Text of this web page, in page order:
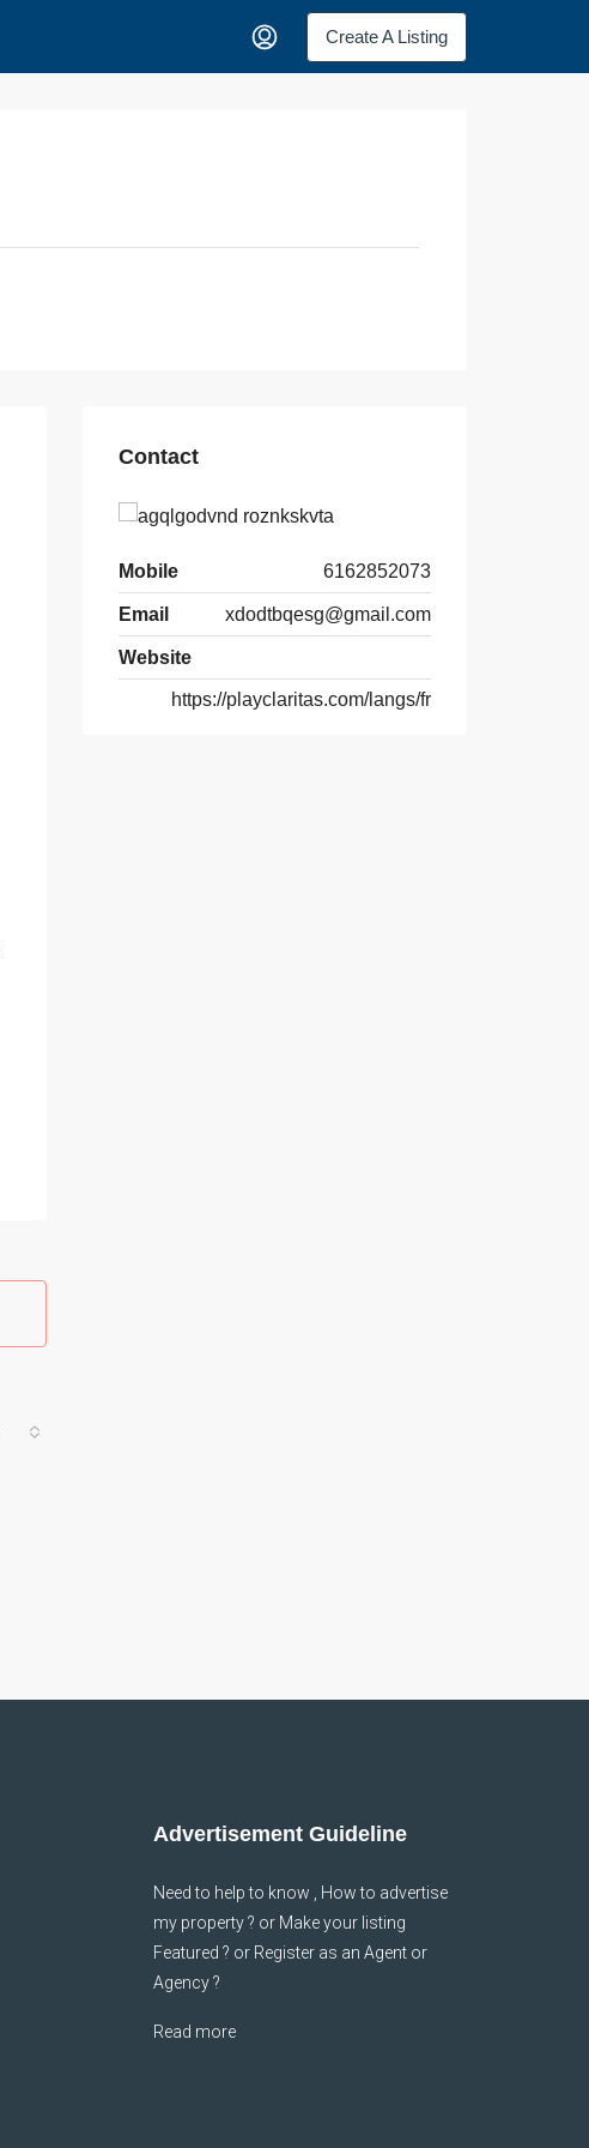
Create A Listing
Contact
Mobile 6162852073
Email xdodtbqesg@gmail.com
Website
https://playclaritas.com/langs/fr
Advertisement Guideline
Need to help to know , How to advertise
my property ? or Make your listing
Featured ? or Register as an Agent or
Agency ?
Read more